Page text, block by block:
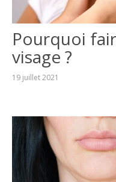
Pourquoi
visage ?
19 juillet 2021